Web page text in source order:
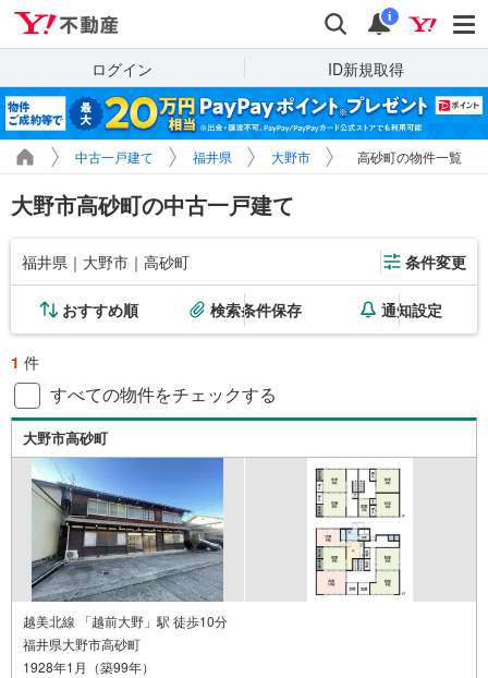
検索 通知
i
ログイン ID新規取得
中古一戸建て 福井県 大野市 高砂町の物件一覧
大野市高砂町の中古一戸建て
福井県｜大野市｜高砂町 条件変更
おすすめ順 検索条件保存 通知設定
1 件
すべての物件をチェックする
大野市高砂町
越美北線 「越前大野」駅 徒歩10分
福井県大野市高砂町
1928年1月（築99年）